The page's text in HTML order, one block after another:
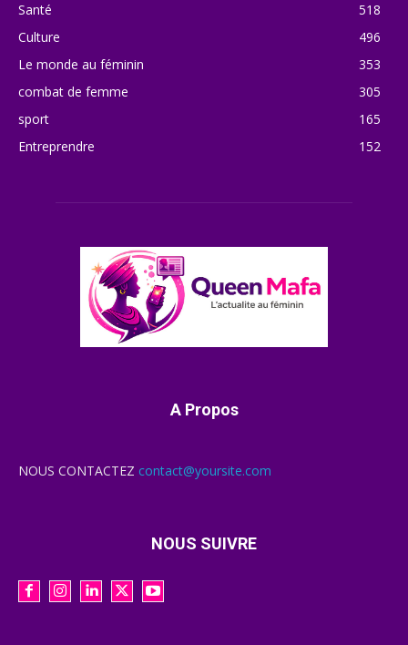
Santé
518
Culture
496
Le monde au féminin
353
combat de femme
305
sport
165
Entreprendre
152
A Propos
NOUS CONTACTEZ contact@yoursite.com
NOUS SUIVRE